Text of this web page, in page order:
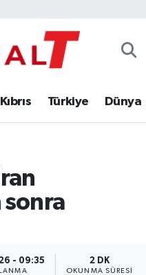
Kıbrıs Türkiye Dünya
sonra
- 09:35 2 DK
OKUNMA SÜRESI